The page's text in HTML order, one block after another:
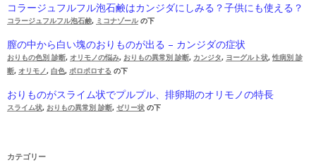
コラージュフルフル泡石鹸はカンジダにしみる？子供にも使える？
コラージュフルフル泡石鹸, ミコナゾールの下
膣の中から白い塊のおりものが出る – カンジダの症状
おりもの色別 診断, オリモノの悩み, おりもの異常別 診断, カンジタ, ヨーグルト状, 性病別 診
断, オリモノ, 白色, ポロポロする の下
おりものがスライム状でプルプル、排卵期のオリモノの特長
スライム状, おりもの異常別 診断, ゼリー状 の下
カテゴリー